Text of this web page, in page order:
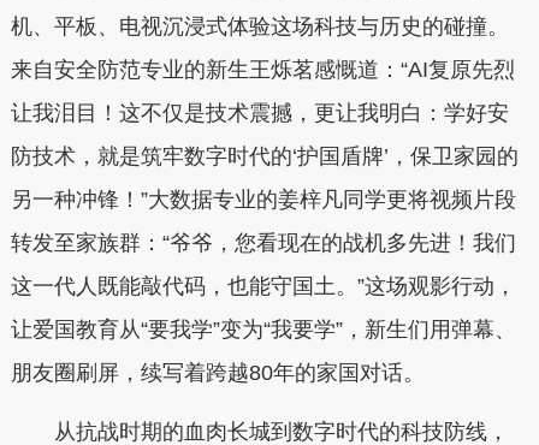
机、平板、电视沉浸式体验这场科技与历史的碰撞。
来自安全防范专业的新生王烁茗感慨道：“AI复原先烈
让我泪目！这不仅是技术震撼，更让我明白：学好安
防技术，就是筑牢数字时代的‘护国盾牌’，保卫家园的
另一种冲锋！”大数据专业的姜梓凡同学更将视频片段
转发至家族群：“爷爷，您看现在的战机多先进！我们
这一代人既能敲代码，也能守国土。”这场观影行动，
让爱国教育从“要我学”变为“我要学”，新生们用弹幕、
朋友圈刷屏，续写着跨越80年的家国对话。
从抗战时期的血肉长城到数字时代的科技防线，